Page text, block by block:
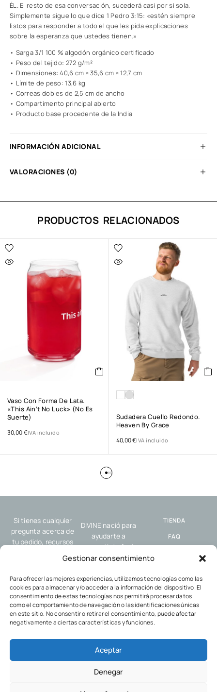
Gestionar consentimiento
Para ofrecer las mejores experiencias, utilizamos tecnologías como las
cookies para almacenar y/o acceder a la información del dispositivo. El
consentimiento de estas tecnologías nos permitirá procesar datos
como el comportamiento de navegación o las identificaciones únicas
en este sitio. No consentir o retirar el consentimiento, puede afectar
negativamente a ciertas características y funciones.
Aceptar
Denegar
ÉL. El resto de esa conversación, sucederá casi por si sola.
Simplemente sigue lo que dice 1 Pedro 3:15: «estén siempre
listos para responder a todo el que les pida explicaciones
sobre la esperanza que ustedes tienen.»
• Sarga 3/1 100 % algodón orgánico certificado
• Peso del tejido: 272 g/m²
• Dimensiones: 40,6 cm × 35,6 cm × 12,7 cm
• Límite de peso: 13,6 kg
• Correas dobles de 2,5 cm de ancho
• Compartimento principal abierto
• Producto base procedente de la India
INFORMACIÓN ADICIONAL
VALORACIONES (0)
PRODUCTOS RELACIONADOS
Vaso Con Forma De Lata.
«This Ain‘t No Luck» (no Es
Suerte)
30,00€IVA incluido
Sudadera Cuello Redondo.
Heaven By Grace
40,00€IVA incluido
Si tienes cualquier
pregunta acerca de
tu pedido, recursos
por favor, contacta
DIVINE nació para
ayudarte a
compartir tu fe de
forma sencilla y
estés: en el trabajo,
en el gimnasio, con
tus amigos o en
cualquier encuentro
cotidiano.
TIENDA
FAQ
DEVOLUCIONES
POLÍTICA DE
COOKIES
POLÍTICA DE
PRIVACIDAD